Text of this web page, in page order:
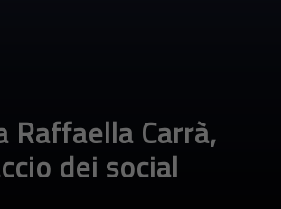
Raffaella Carrà,
dei social